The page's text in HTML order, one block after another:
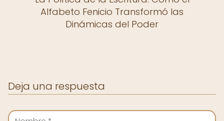
Alfabeto Fenicio Transformó las
Dinámicas del Poder
Deja una respuesta